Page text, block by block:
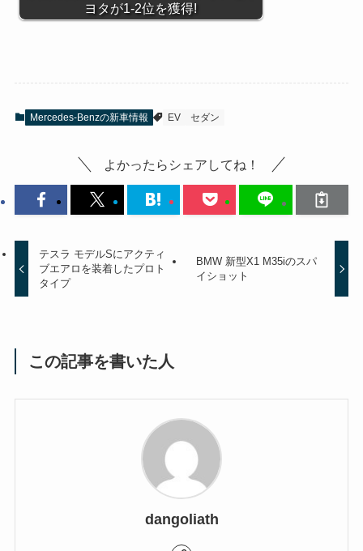
ヨタが1-2位を獲得!
Mercedes-Benzの新車情報 EV セダン
よかったらシェアしてね！
テスラ モデルSにアクティ
ブエアロを装着したプロト
タイプ
BMW 新型X1 M35iのスパ
イショット
この記事を書いた人
dangoliath